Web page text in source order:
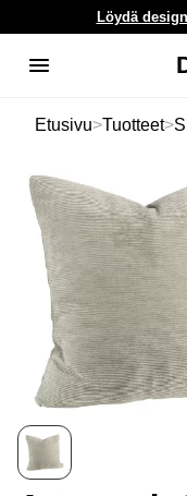
Löydä
Etusivu>Tuotteet>